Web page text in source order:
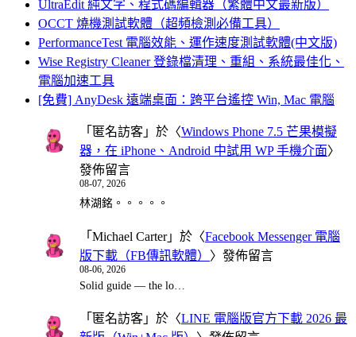
UltraEdit 純文字、程式碼編輯器（繁體中文最新版）
OCCT 燒機測試軟體（超頻檢測必備工具）
PerformanceTest 電腦效能、運作速度測試軟體(中文版)
Wise Registry Cleaner 登錄檔清理、重組、系統最佳化、
電腦加速工具
[免費] AnyDesk 遠端桌面：跨平台遙控 Win, Mac 電腦
「 匿名訪客 」於〈Windows Phone 7.5 芒果模擬
器，在 iPhone、Android 中試用 WP 手機介面〉
發佈留言
08-07, 2026
林湖銘。。。。。
「 Michael Carter」於〈Facebook Messenger 電腦
版下載（FB傳訊軟體） 〉發佈留言
08-06, 2026
Solid guide — the lo…
「 匿名訪客 」於〈LINE 電腦版官方下載 2026 最